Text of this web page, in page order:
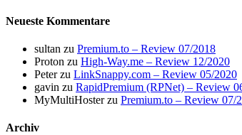
Neueste Kommentare
sultan zu Premium.to – Review 07/2018
Proton zu High-Way.me – Review 12/2020
Peterzu LinkSnappy.com – Review 05/2020
gavin zu RapidPremium (RPNet) – Review
MyMultiHosterzu Premium.to – Review 07/
Archiv